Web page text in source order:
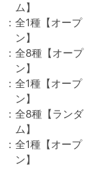
ム】
： 全1種【オープ
ン】
： 全8種【オープ
ン】
： 全1種【オープ
ン】
： 全8種【ランダ
ム】
： 全1種【オープ
ン】